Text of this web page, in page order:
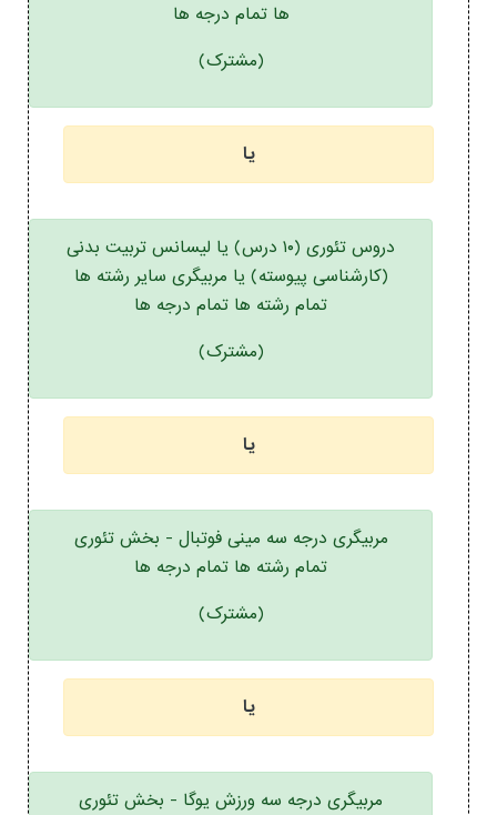
ها تمام درجه ها
(مشترک)
یا
دروس تئوری (۱۰ درس) یا لیسانس تربیت بدنی
(کارشناسی پیوسته) یا مربیگری سایر رشته ها
تمام رشته ها تمام درجه ها
(مشترک)
یا
مربیگری درجه سه مینی فوتبال - بخش تئوری
تمام رشته ها تمام درجه ها
(مشترک)
یا
مربیگری درجه سه ورزش یوگا - بخش تئوری